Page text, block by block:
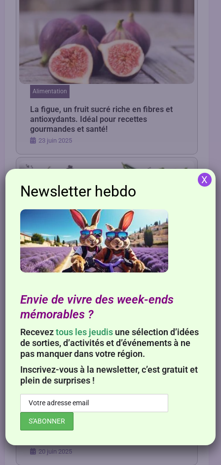
Alimentation
La figue, un fruit sucré riche en fibres et
antioxydants. Idéal pour recettes
gourmandes et santé!
23 juin 2025
Alimentation
Comment réduire facilement les déchets
21 juin 2025
Alimentation
La pastèque : le fruit roi de l’été à ne
20 juin 2025
Newsletter hebdo
Envie de vivre des week-ends
mémorables ?
Receveztous les jeudis une sélection d’idées
de sorties, d’activités et d’événementsà ne
pas manquer dans votre région.
Inscrivez-vous à la newsletter, c’est gratuit et
plein de surprises !
X